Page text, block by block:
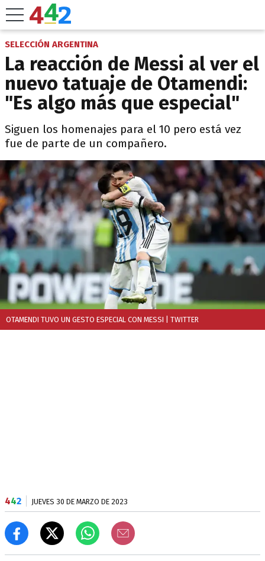
SELECCIÓN ARGENTINA
La reacción de Messi al ver el
nuevo tatuaje de Otamendi:
"Es algo más que especial"
Siguen los homenajes para el 10 pero está vez
fue de parte de un compañero.
OTAMENDI TUVO UN GESTO ESPECIAL CON MESSI | TWITTER
442 JUEVES 30 DE MARZO DE 2023